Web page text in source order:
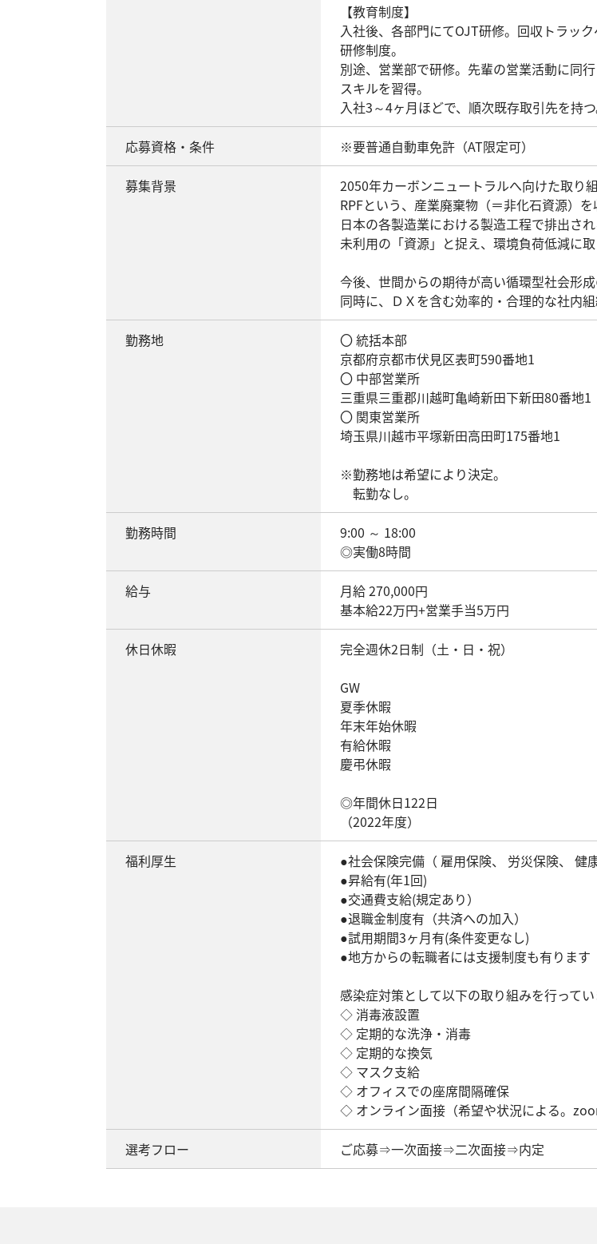
【教育制度】
入社後、各部門にてOJT研修。回収トラッ
研修制度。
別途、営業部で研修。先輩の営業活動に同
スキルを習得。
入社3～4ヶ月ほどで、順次既存取引先を持つ
応募資格・条件 ※要普通自動車免許（AT限定可）
募集背景
2050年カーボンニュートラルへ向けた取り
RPFという、産業廃棄物（＝非化石資源）
日本の各製造業における製造工程で排出さ
未利用の「資源」と捉え、環境負荷低減に
今後、世間からの期待が高い循環型社会形
同時に、ＤＸを含む効率的・合理的な社内組
勤務地
〇 統括本部
京都府京都市伏見区表町590番地1
〇 中部営業所
三重県三重郡川越町亀崎新田下新田80番地1
〇 関東営業所
埼玉県川越市平塚新田高田町175番地1
※勤務地は希望により決定。
転勤なし。
勤務時間
9:00 ～ 18:00
◎実働8時間
給与
月給 270,000円
基本給22万円+営業手当5万円
休日休暇
完全週休2日制（土・日・祝）
GW
夏季休暇
年末年始休暇
有給休暇
慶弔休暇
◎年間休日122日
（2022年度）
福利厚生
●社会保険完備（ 雇用保険、 労災保険、 健
●昇給有(年1回)
●交通費支給(規定あり）
●退職金制度有（共済への加入）
●試用期間3ヶ月有(条件変更なし)
●地方からの転職者には支援制度も有ります
感染症対策として以下の取り組みを行って
◇ 消毒液設置
◇ 定期的な洗浄・消毒
◇ 定期的な換気
◇ マスク支給
◇ オフィスでの座席間隔確保
◇ オンライン面接（希望や状況による。
選考フロー ご応募⇒一次面接⇒二次面接⇒内定